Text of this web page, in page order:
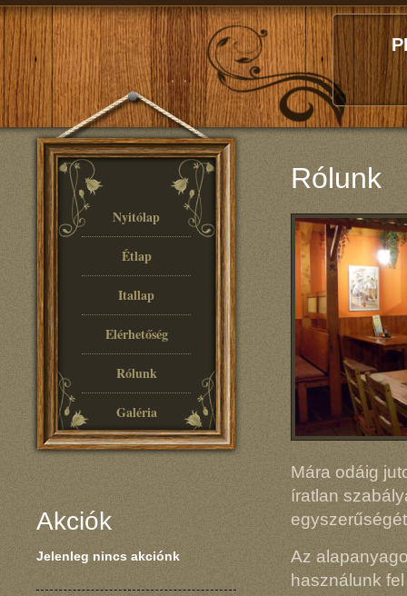
Nyitólap
Étlap
Itallap
Elérhetőség
Rólunk
Galéria
Akciók
Jelenleg nincs akciónk
Rólunk
Mára odáig
íratlan
Az
használunk